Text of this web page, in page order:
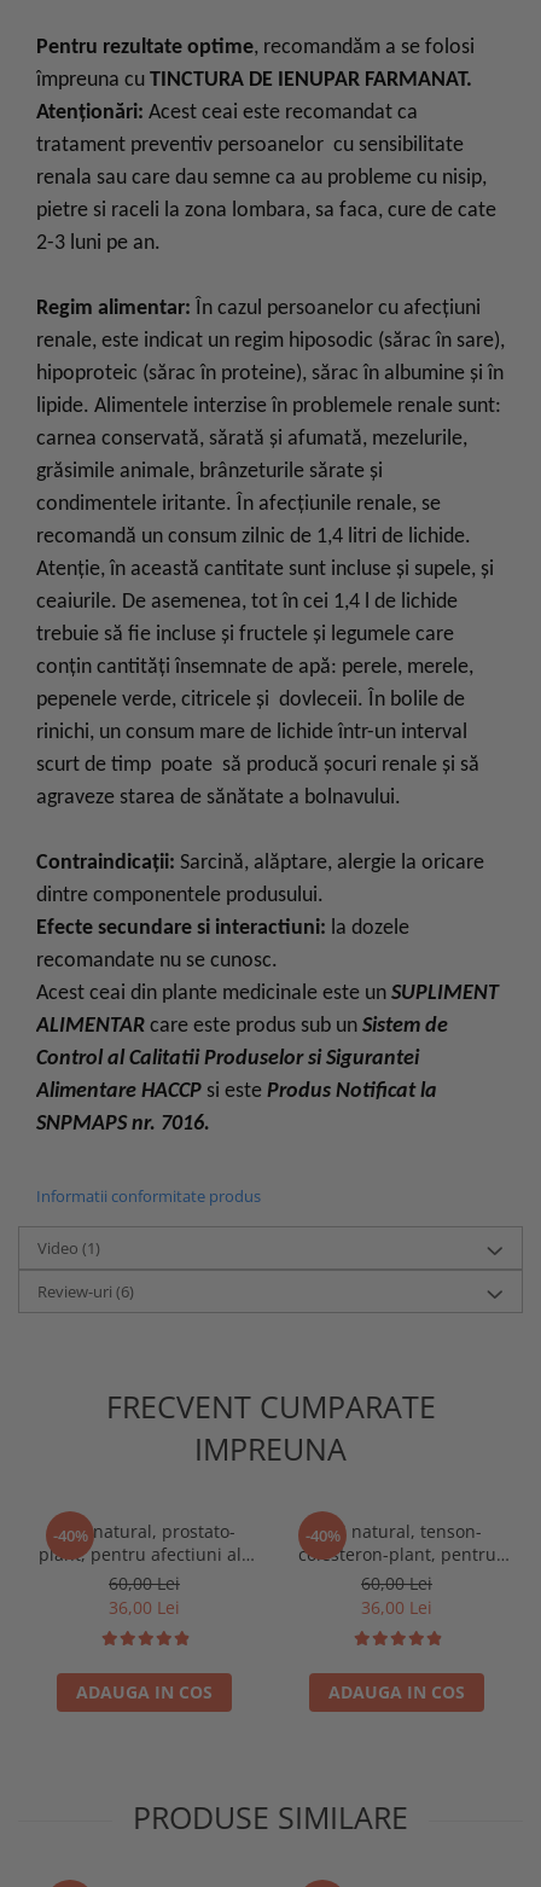
Pentru rezultate optime, recomandăm a se folosi
împreuna cu TINCTURA DE IENUPAR FARMANAT.
Atenţionări: Acest ceai este recomandat ca
tratament preventiv persoanelor cu sensibilitate
renala sau care dau semne ca au probleme cu nisip,
pietre si raceli la zona lombara, sa faca, cure de cate
2-3 luni pe an.
Regim alimentar: În cazul persoanelor cu afecţiuni
renale, este indicat un regim hiposodic (sărac în sare),
hipoproteic (sărac în proteine), sărac în albumine şi în
lipide. Alimentele interzise în problemele renale sunt:
carnea conservată, sărată şi afumată, mezelurile,
grăsimile animale, brânzeturile sărate şi
condimentele iritante. În afecţiunile renale, se
recomandă un consum zilnic de 1,4 litri de lichide.
Atenţie, în această cantitate sunt incluse şi supele, şi
ceaiurile. De asemenea, tot în cei 1,4 l de lichide
trebuie să fie incluse şi fructele şi legumele care
conţin cantităţi însemnate de apă: perele, merele,
pepenele verde, citricele şi dovleceii. În bolile de
rinichi, un consum mare de lichide într-un interval
scurt de timp poate să producă şocuri renale şi să
agraveze starea de sănătate a bolnavului.
Contraindicații: Sarcină, alăptare, alergie la oricare
dintre componentele produsului.
Efecte secundare si interactiuni: la dozele
recomandate nu se cunosc.
Acest ceai din plante medicinale este un SUPLIMENT
ALIMENTAR care este produs sub un Sistem de
Control al Calitatii Produselor si Sigurantei
Alimentare HACCP si este Produs Notificat la
SNPMAPS nr. 7016.
Informatii conformitate produs
Video (1)
Review-uri (6)
FRECVENT CUMPARATE
IMPREUNA
-40%
Ceai natural, prostato-
plant, pentru afectiuni ale
prostatei, 250g
60,00 Lei
36,00 Lei
ADAUGA IN COS
-40%
Ceai natural, tenson-
colesteron-plant, pentru
hipertensiune arteriala,
250g
60,00 Lei
36,00 Lei
ADAUGA IN COS
PRODUSE SIMILARE